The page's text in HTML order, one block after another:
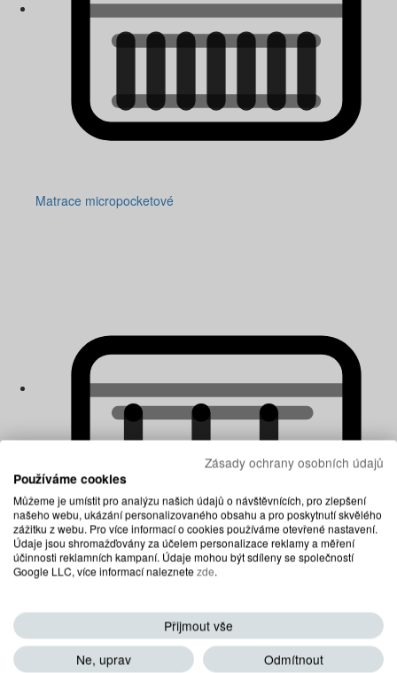
Matrace micropocketové
Matrace multipocketové
Zásady ochrany osobních údajů
Používáme cookies
Můžeme je umístit pro analýzu našich údajů o návštěvnících, pro zlepšení
našeho webu, ukázání personalizovaného obsahu a pro poskytnutí skvělého
zážitku z webu. Pro více informací o cookies používáme otevřené nastavení.
Údaje jsou shromažďovány za účelem personalizace reklamy a měření
účinnosti reklamních kampaní. Údaje mohou být sdíleny se společností
Google LLC, více informací naleznetezde.
Přijmout vše
Ne, uprav
Odmítnout